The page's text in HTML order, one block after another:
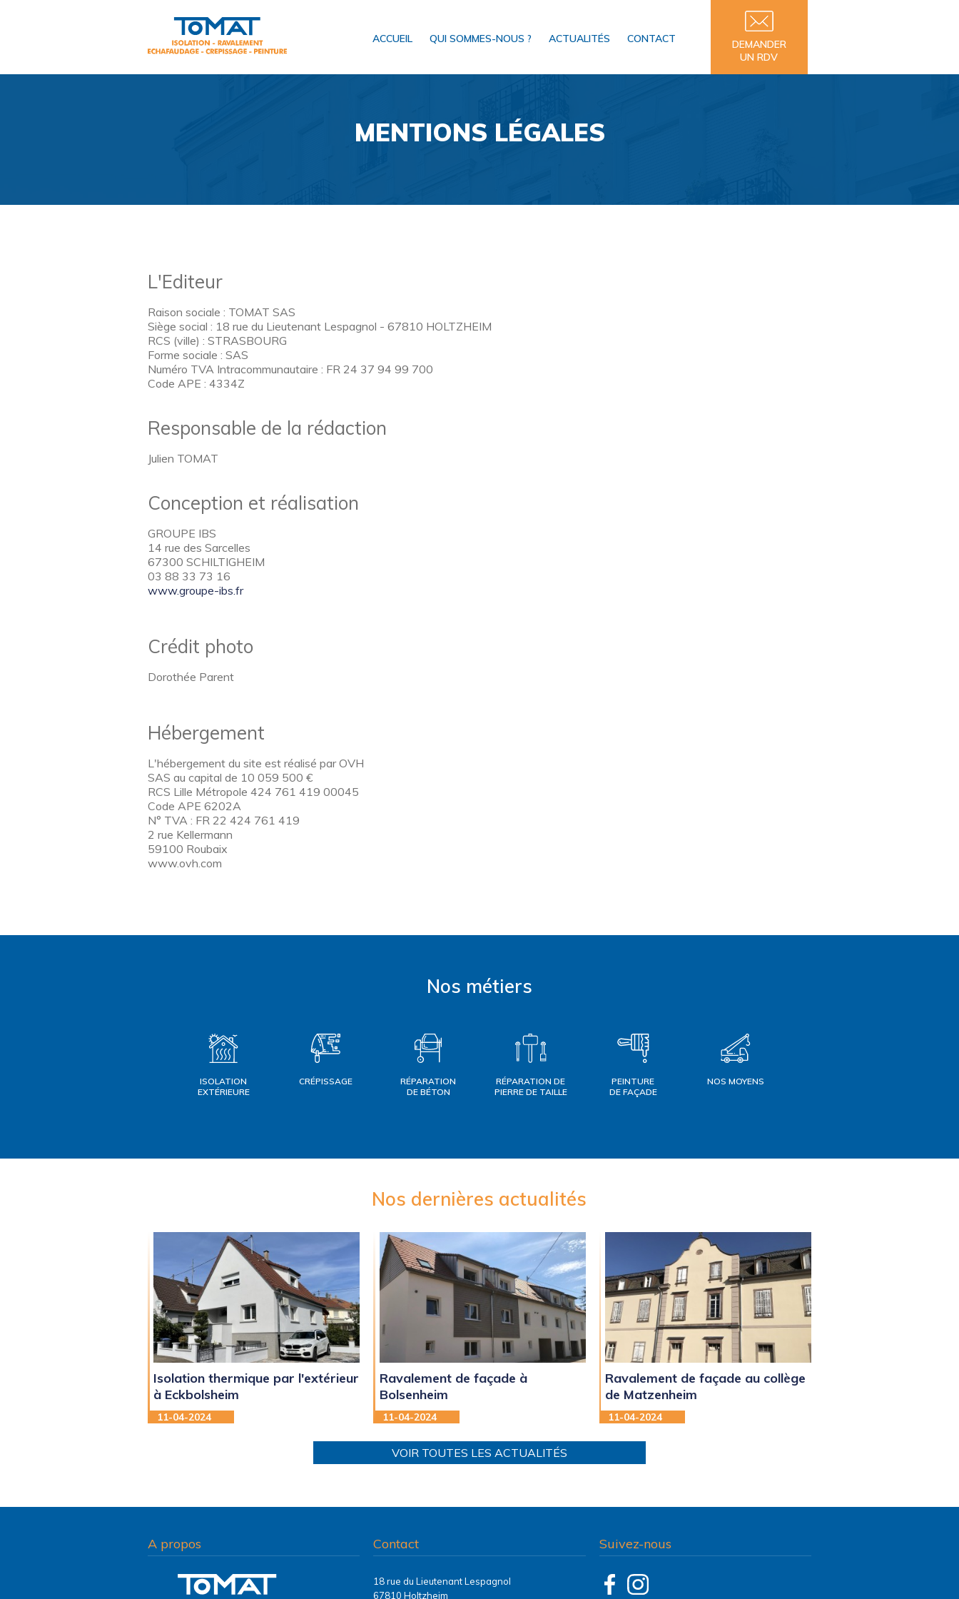
ACCUEIL QUI SOMMES-NOUS ? ACTUALITÉS CONTACT
DEMANDER
UN RDV
MENTIONS LÉGALES
L'Editeur
Raison sociale : TOMAT SAS
Siège social : 18 rue du Lieutenant Lespagnol - 67810 HOLTZHEIM
RCS (ville) : STRASBOURG
Forme sociale : SAS
Numéro TVA Intracommunautaire : FR 24 37 94 99 700
Code APE : 4334Z
Responsable de la rédaction
Julien TOMAT
Conception et réalisation
GROUPE IBS
14 rue des Sarcelles
67300 SCHILTIGHEIM
03 88 33 73 16
www.groupe-ibs.fr
Crédit photo
Dorothée Parent
Hébergement
L'hébergement du site est réalisé par OVH
SAS au capital de 10 059 500 €
RCS Lille Métropole 424 761 419 00045
Code APE 6202A
N° TVA : FR 22 424 761 419
2 rue Kellermann
59100 Roubaix
www.ovh.com
Nos métiers
ISOLATION
EXTÉRIEURE
CRÉPISSAGE
RÉPARATION
DE BÉTON
RÉPARATION DE
PIERRE DE TAILLE
PEINTURE
DE FAÇADE
NOS MOYENS
Nos dernières actualités
Isolation thermique par l'extérieur
à Eckbolsheim
11-04-2024
Ravalement de façade à
Bolsenheim
11-04-2024
Ravalement de façade au collège
de Matzenheim
11-04-2024
VOIR TOUTES LES ACTUALITÉS
A propos Contact
18 rue du Lieutenant Lespagnol
67810 Holtzheim
Suivez-nous